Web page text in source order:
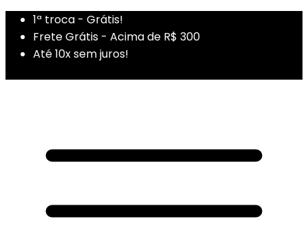
1ª troca - Grátis!
Frete Grátis - Acima de R$ 300
Até 10x sem juros!